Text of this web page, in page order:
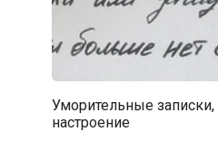
Уморительные
настроение